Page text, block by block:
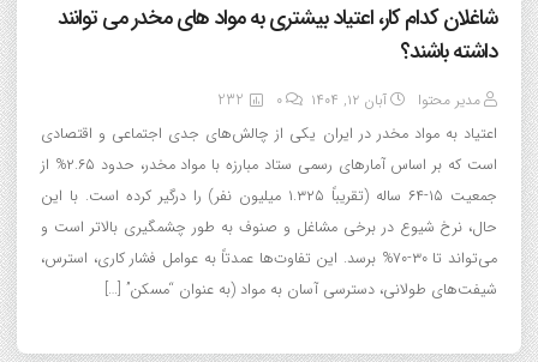
شاغلان کدام کار، اعتیاد بیشتری به مواد های مخدر می توانند
داشته باشند؟
مدیر محتوا آبان ۱۲, ۱۴۰۴ 0
232
اعتیاد به مواد مخدر در ایران یکی از چالش‌های جدی اجتماعی و اقتصادی
است که بر اساس آمارهای رسمی ستاد مبارزه با مواد مخدر، حدود ۲.۶۵% از
جمعیت ۱۵-۶۴ ساله (تقریباً ۱.۳۲۵ میلیون نفر) را درگیر کرده است. با این
حال، نرخ شیوع در برخی مشاغل و صنوف به طور چشمگیری بالاتر است و
می‌تواند تا ۳۰-۷۰% برسد. این تفاوت‌ها عمدتاً به عوامل فشار کاری، استرس،
شیفت‌های طولانی، دسترسی آسان به مواد (به عنوان “مسکن” […]